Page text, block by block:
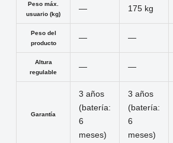
Peso máx.
usuario (kg)
— 175 kg
Peso del
producto
— —
Altura
regulable
— —
Garantía
3 años
(batería:
6
meses)
3 años
(batería:
6
meses)